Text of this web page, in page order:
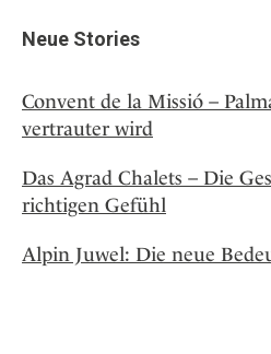
Neue Stories
Convent de la Missió –
vertrauter wird
Das Agrad Chalets – Die
richtigen Gefühl
Alpin Juwel: Die neue